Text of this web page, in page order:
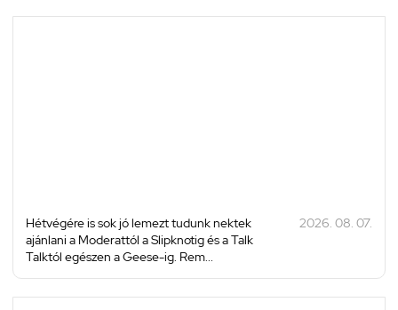
Hétvégére is sok jó lemezt tudunk nektek
ajánlani a Moderattól a Slipknotig és a Talk
Talktól egészen a Geese-ig. Rem...
2026. 08. 07.